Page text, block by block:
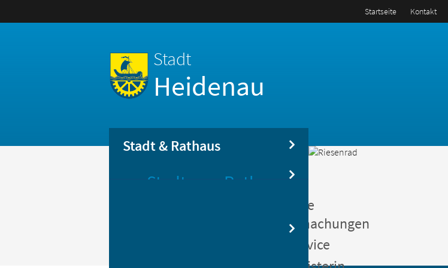
Startseite Kontakt
Stadt
Heidenau
Stadt & Rathaus
Stadt Rathaus
Öffentliche
Bekanntmachungen
Bürgerservice